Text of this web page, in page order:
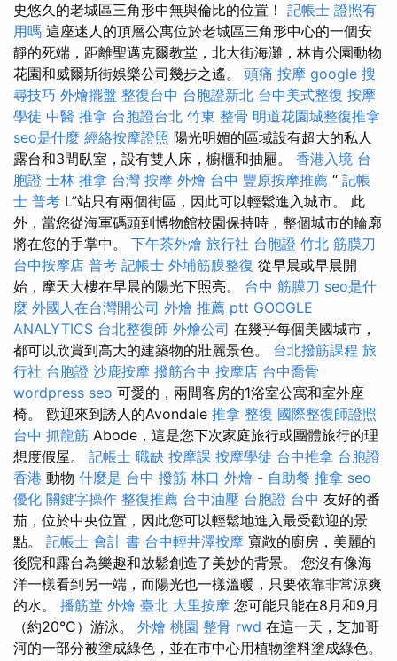
史悠久的老城區三角形中無與倫比的位置！ 記帳士 證照有
用嗎 這座迷人的頂層公寓位於老城區三角形中心的一個安
靜的死端，距離聖邁克爾教堂，北大街海灘，林肯公園動物
花園和威爾斯街娛樂公司幾步之遙。 頭痛 按摩 google 搜
尋技巧 外燴擺盤 整復台中 台胞證新北 台中美式整復 按摩
學徒 中醫 推拿 台胞證台北 竹東 整骨 明道花園城整復推拿
seo是什麼 經絡按摩證照 陽光明媚的區域設有超大的私人
露台和3間臥室，設有雙人床，櫥櫃和抽屜。 香港入境 台
胞證 士林 推拿 台灣 按摩 外燴 台中 豐原按摩推薦 “ 記帳
士 普考 L”站只有兩個街區，因此可以輕鬆進入城市。 此
外，當您從海軍碼頭到博物館校園保持時，整個城市的輪廓
將在您的手掌中。 下午茶外燴 旅行社 台胞證 竹北 筋膜刀
台中按摩店 普考 記帳士 外埔筋膜整復 從早晨或早晨開
始，摩天大樓在早晨的陽光下照亮。 台中 筋膜刀 seo是什
麼 外國人在台灣開公司 外燴 推薦 ptt GOOGLE
ANALYTICS 台北整復師 外燴公司 在幾乎每個美國城市，
都可以欣賞到高大的建築物的壯麗景色。 台北撥筋課程 旅
行社 台胞證 沙鹿按摩 撥筋台中 按摩店 台中喬骨
wordpress seo 可愛的，兩間客房的1浴室公寓和室外座
椅。 歡迎來到誘人的Avondale 推拿 整復 國際整復師證照
台中 抓龍筋 Abode，這是您下次家庭旅行或團體旅行的理
想度假屋。 記帳士 職缺 按摩課 按摩學徒 台中推拿 台胞證
香港 動物 什麼是 台中 撥筋 林口 外燴 - 自助餐 推拿 seo
優化 關鍵字操作 整復推薦 台中油壓 台胞證 台中 友好的番
茄，位於中央位置，因此您可以輕鬆地進入最受歡迎的景
點。 記帳士 會計 書 台中輕井澤按摩 寬敞的廚房，美麗的
後院和露台為樂趣和放鬆創造了美妙的背景。 您沒有像海
洋一樣​​看到另一端，而陽光也一樣溫暖，只要依靠非常涼爽
的水。 播筋堂 外燴 臺北 大里按摩 您可能只能在8月和9月
（約20°C）游泳。 外燴 桃園 整骨 rwd 在這一天，芝加哥
河的一部分被塗成綠色，並在市中心用植物塗料塗成綠色。